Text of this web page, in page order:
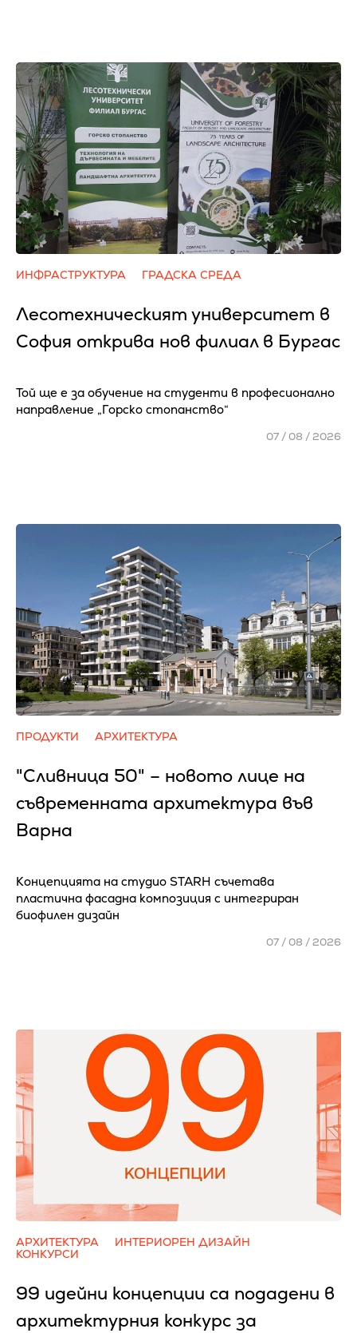
ИНФРАСТРУКТУРА ГРАДСКА СРЕДА
Лесотехническият университет в
София открива нов филиал в Бургас
Той ще е за обучение на студенти в професионално
направление „Горско стопанство“
07 / 08 / 2026
ПРОДУКТИ АРХИТЕКТУРА
"Сливница 50" – новото лице на
съвременната архитектура във
Варна
Концепцията на студио STARH съчетава
пластична фасадна композиция с интегриран
биофилен дизайн
07 / 08 / 2026
АРХИТЕКТУРА
ИНТЕРИОРЕН ДИЗАЙН
КОНКУРСИ
99 идейни концепции са подадени в
архитектурния конкурс за